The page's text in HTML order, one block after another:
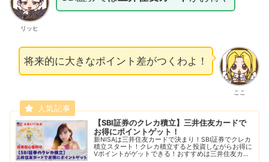
リッヒ
ここ
将来的に大きなポイント差がつくわよ！
【SBI証券のクレカ積立】三井住友カードで
お得にポイントゲット！
新NISAは三井住友カードで決まり！SBI証券でクレカ
積立スタート！クレカ積立すると投資しながらお得に
Vポイントがゲットできる！おすすめは三井住友カー